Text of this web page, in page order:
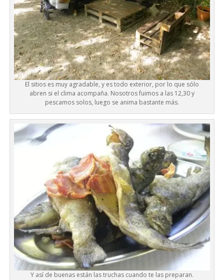
El sitios es muy agradable, y es todo exterior, por lo que sólo
abren si el clima acompaña. Nosotros fuimos a las 12,30 y
pescamos solos, luego se anima bastante más.
Y así de buenas están las truchas cuando te las preparan.